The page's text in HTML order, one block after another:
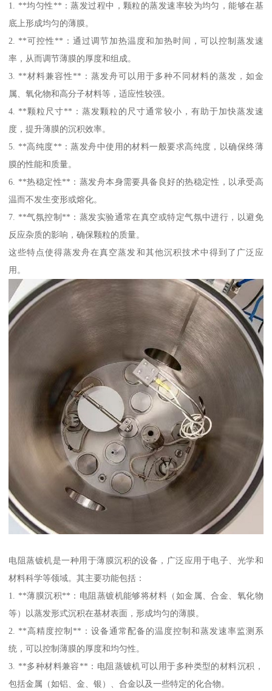
1. **均匀性**：蒸发过程中，颗粒的蒸发速率较为均匀，能够在基
底上形成均匀的薄膜。
2. **可控性**：通过调节加热温度和加热时间，可以控制蒸发速
率，从而调节薄膜的厚度和组成。
3. **材料兼容性**：蒸发舟可以用于多种不同材料的蒸发，如金
属、氧化物和高分子材料等，适应性较强。
4. **颗粒尺寸**：蒸发颗粒的尺寸通常较小，有助于加快蒸发速
度，提升薄膜的沉积效率。
5. **高纯度**：蒸发舟中使用的材料一般要求高纯度，以确保终薄
膜的性能和质量。
6. **热稳定性**：蒸发舟本身需要具备良好的热稳定性，以承受高
温而不发生变形或熔化。
7. **气氛控制**：蒸发实验通常在真空或特定气氛中进行，以避免
反应杂质的影响，确保颗粒的质量。
这些特点使得蒸发舟在真空蒸发和其他沉积技术中得到了广泛应
用。
电阻蒸镀机是一种用于薄膜沉积的设备，广泛应用于电子、光学和
材料科学等领域。其主要功能包括：
1. **薄膜沉积**：电阻蒸镀机能够将材料（如金属、合金、氧化物
等）以蒸发形式沉积在基材表面，形成均匀的薄膜。
2. **高精度控制**：设备通常配备的温度控制和蒸发速率监测系
统，可以控制薄膜的厚度和均匀性。
3. **多种材料兼容**：电阻蒸镀机可以用于多种类型的材料沉积，
包括金属（如铝、金、银）、合金以及一些特定的化合物。